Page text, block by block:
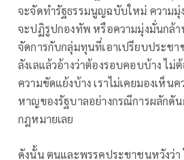
จะจัดทำรัฐธรรมนูญฉบับใหม่ ความ
จะปฏิรูปกองทัพ หรือความมุ่งมั่นกล้า
จัดการกับกลุ่มทุนที่เอาเปรียบประช
ลังเลแล้วอ้างว่าต้องรอบคอบบ้าง ไม่
ความขัดแย้งบ้าง เราไม่เคยมองเห็น
หาญของรัฐบาลอย่างกรณีการผลักดัน
กฎหมายเลย
ดังนั้น ตนและพรรคประชาชนหวังว่า